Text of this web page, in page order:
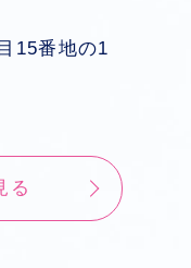
15番地の1
る